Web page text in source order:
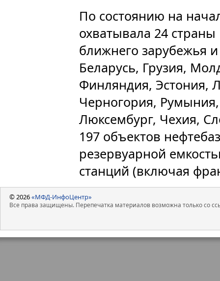
По состоянию на
охватывала 24
ближнего зарубежья
Беларусь, Грузия,
Финляндия, Эстония,
Черногория,
Люксембург, Чехия,
197 объектов
резервуарной
станций (включая
© 2026«МФД-ИнфоЦентр»
Все права защищены. Перепечатка материалов возможна только со